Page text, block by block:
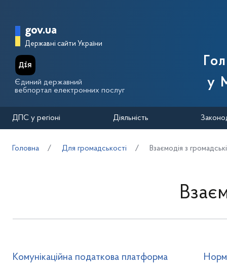
Головна сторінка Державної
gov.ua
Державні сайти України
Єдиний державний
вебпортал електронних послуг
у
ДПС у регіоні Діяльність
Головна Для громадськості Взаємодія з
Комунікаційна податкова платформа